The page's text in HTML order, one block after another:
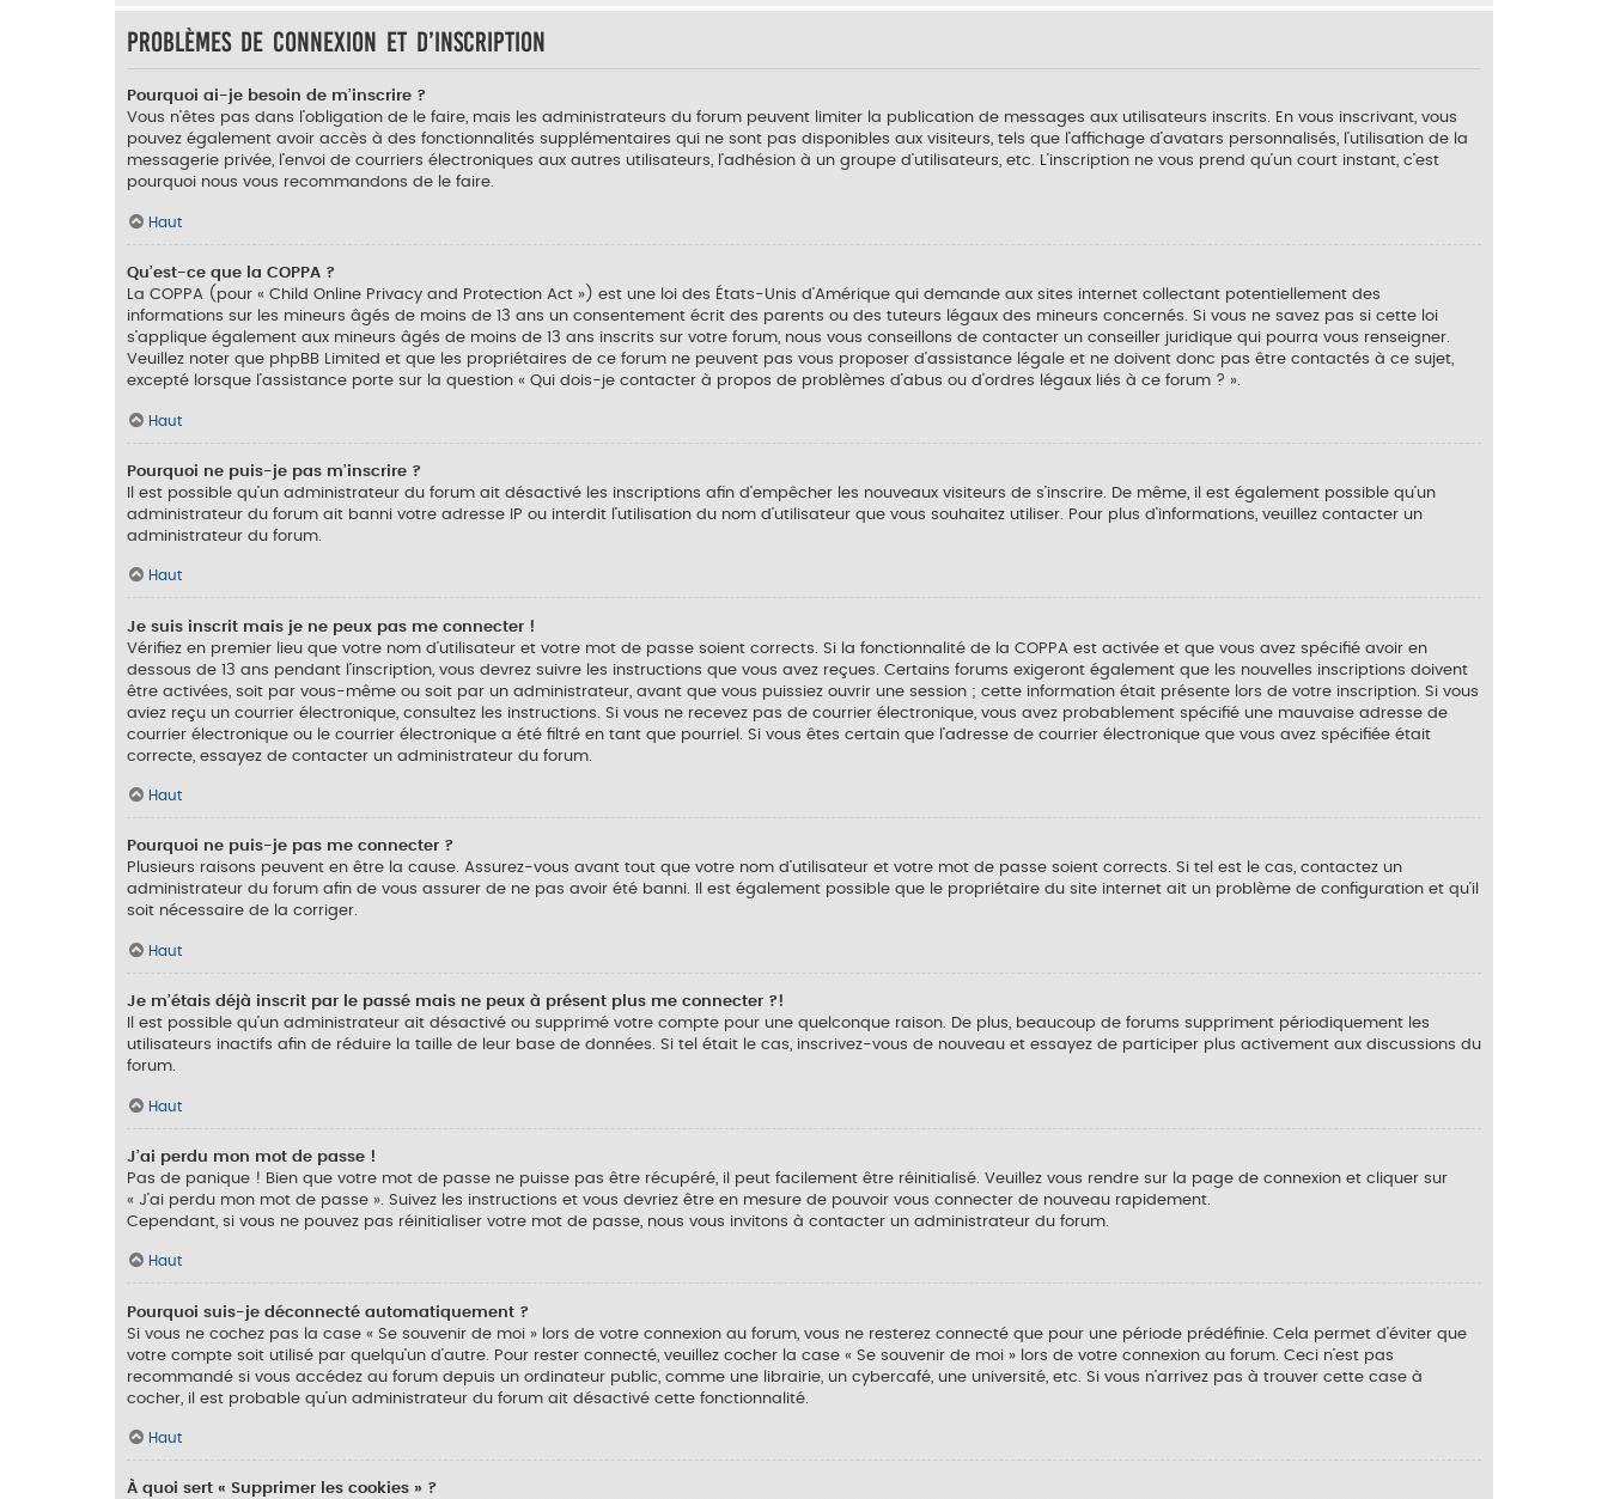
Problèmes de connexion et d’inscription
Pourquoi ai-je besoin de m’inscrire ?
Vous n’êtes pas dans l’obligation de le faire, mais les administrateurs du forum peuvent limiter la publication de messages aux utilisateurs inscrits. En vous inscrivant, vous
pouvez également avoir accès à des fonctionnalités supplémentaires qui ne sont pas disponibles aux visiteurs, tels que l’affichage d’avatars personnalisés, l’utilisation de la
messagerie privée, l’envoi de courriers électroniques aux autres utilisateurs, l’adhésion à un groupe d’utilisateurs, etc. L’inscription ne vous prend qu’un court instant, c’est
pourquoi nous vous recommandons de le faire.
Haut
Qu’est-ce que la COPPA ?
La COPPA (pour « Child Online Privacy and Protection Act ») est une loi des États-Unis d’Amérique qui demande aux sites internet collectant potentiellement des
informations sur les mineurs âgés de moins de 13 ans un consentement écrit des parents ou des tuteurs légaux des mineurs concernés. Si vous ne savez pas si cette loi
s’applique également aux mineurs âgés de moins de 13 ans inscrits sur votre forum, nous vous conseillons de contacter un conseiller juridique qui pourra vous renseigner.
Veuillez noter que phpBB Limited et que les propriétaires de ce forum ne peuvent pas vous proposer d’assistance légale et ne doivent donc pas être contactés à ce sujet,
excepté lorsque l’assistance porte sur la question « Qui dois-je contacter à propos de problèmes d’abus ou d’ordres légaux liés à ce forum ? ».
Haut
Pourquoi ne puis-je pas m’inscrire ?
Il est possible qu’un administrateur du forum ait désactivé les inscriptions afin d’empêcher les nouveaux visiteurs de s’inscrire. De même, il est également possible qu’un
administrateur du forum ait banni votre adresse IP ou interdit l’utilisation du nom d’utilisateur que vous souhaitez utiliser. Pour plus d’informations, veuillez contacter un
administrateur du forum.
Haut
Je suis inscrit mais je ne peux pas me connecter !
Vérifiez en premier lieu que votre nom d’utilisateur et votre mot de passe soient corrects. Si la fonctionnalité de la COPPA est activée et que vous avez spécifié avoir en
dessous de 13 ans pendant l’inscription, vous devrez suivre les instructions que vous avez reçues. Certains forums exigeront également que les nouvelles inscriptions doivent
être activées, soit par vous-même ou soit par un administrateur, avant que vous puissiez ouvrir une session ; cette information était présente lors de votre inscription. Si vous
aviez reçu un courrier électronique, consultez les instructions. Si vous ne recevez pas de courrier électronique, vous avez probablement spécifié une mauvaise adresse de
courrier électronique ou le courrier électronique a été filtré en tant que pourriel. Si vous êtes certain que l’adresse de courrier électronique que vous avez spécifiée était
correcte, essayez de contacter un administrateur du forum.
Haut
Pourquoi ne puis-je pas me connecter ?
Plusieurs raisons peuvent en être la cause. Assurez-vous avant tout que votre nom d’utilisateur et votre mot de passe soient corrects. Si tel est le cas, contactez un
administrateur du forum afin de vous assurer de ne pas avoir été banni. Il est également possible que le propriétaire du site internet ait un problème de configuration et qu’il
soit nécessaire de la corriger.
Haut
Je m’étais déjà inscrit par le passé mais ne peux à présent plus me connecter ?!
Il est possible qu’un administrateur ait désactivé ou supprimé votre compte pour une quelconque raison. De plus, beaucoup de forums suppriment périodiquement les
utilisateurs inactifs afin de réduire la taille de leur base de données. Si tel était le cas, inscrivez-vous de nouveau et essayez de participer plus activement aux discussions du
forum.
Haut
J’ai perdu mon mot de passe !
Pas de panique ! Bien que votre mot de passe ne puisse pas être récupéré, il peut facilement être réinitialisé. Veuillez vous rendre sur la page de connexion et cliquer sur
« J’ai perdu mon mot de passe ». Suivez les instructions et vous devriez être en mesure de pouvoir vous connecter de nouveau rapidement.
Cependant, si vous ne pouvez pas réinitialiser votre mot de passe, nous vous invitons à contacter un administrateur du forum.
Haut
Pourquoi suis-je déconnecté automatiquement ?
Si vous ne cochez pas la case « Se souvenir de moi » lors de votre connexion au forum, vous ne resterez connecté que pour une période prédéfinie. Cela permet d’éviter que
votre compte soit utilisé par quelqu’un d’autre. Pour rester connecté, veuillez cocher la case « Se souvenir de moi » lors de votre connexion au forum. Ceci n’est pas
recommandé si vous accédez au forum depuis un ordinateur public, comme une librairie, un cybercafé, une université, etc. Si vous n’arrivez pas à trouver cette case à
cocher, il est probable qu’un administrateur du forum ait désactivé cette fonctionnalité.
Haut
À quoi sert « Supprimer les cookies » ?